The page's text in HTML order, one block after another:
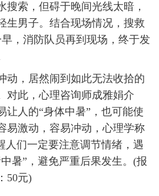
索，但碍于晚间光线太暗，
生男子。结合现场情况，搜救
，消防队员再到现场，终于发
，居然闹到如此无法收拾的
对此，心理咨询师成雅娟介
让人的“身体中暑”，也可能使
易激动，容易冲动，心理学称
人们一定要注意调节情绪，遇
暑”，避免严重后果发生。(报
50元)